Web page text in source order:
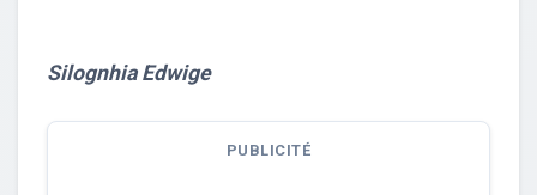
Silognhia Edwige
PUBLICITÉ